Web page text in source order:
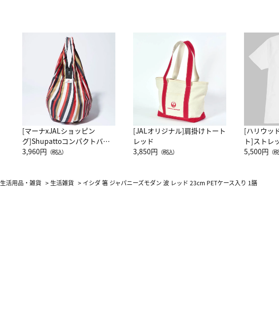
[マーナxJALショッピン
グ]Shupattoコンパクトバッ
グ Drop JAL客室乗務員
3,960円 （税込）
[JALオリジナル]肩掛けトート
レッド
3,850円 （税込）
[ハリウッ
ト]ストレ
ーネック別
5,500円 （
生活用品・雑貨 > 生活雑貨 > イシダ 箸 ジャパニーズモダン 波 レッド 23cm PETケース入り 1膳